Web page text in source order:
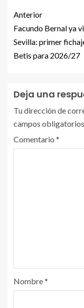
Anterior
Facundo Bernal ya
Sevilla: primer
Betis para 2026/27
Deja una
Tu dirección de
campos
Comentario *
Nombre*